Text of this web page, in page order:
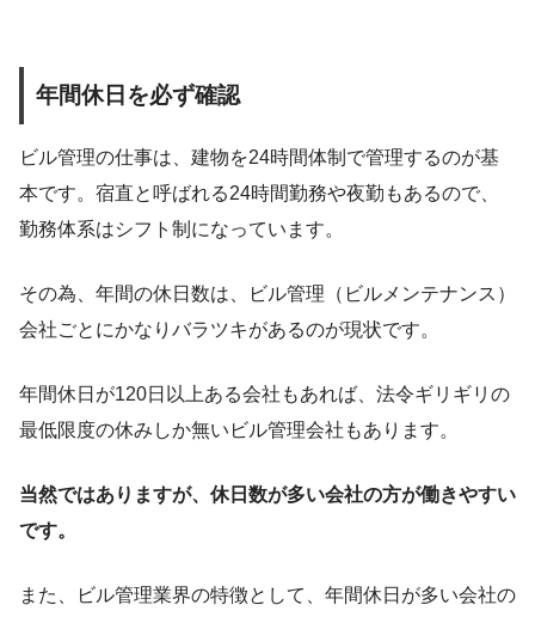
年間休日を必ず確認
ビル管理の仕事は、建物を24時間体制で管理するのが基
本です。宿直と呼ばれる24時間勤務や夜勤もあるので、
勤務体系はシフト制になっています。
その為、年間の休日数は、ビル管理（ビルメンテナンス）
会社ごとにかなりバラツキがあるのが現状です。
年間休日が120日以上ある会社もあれば、法令ギリギリの
最低限度の休みしか無いビル管理会社もあります。
当然ではありますが、休日数が多い会社の方が働きやすい
です。
また、ビル管理業界の特徴として、年間休日が多い会社の